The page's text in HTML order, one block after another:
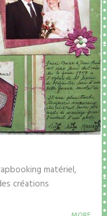
matériel,
créations